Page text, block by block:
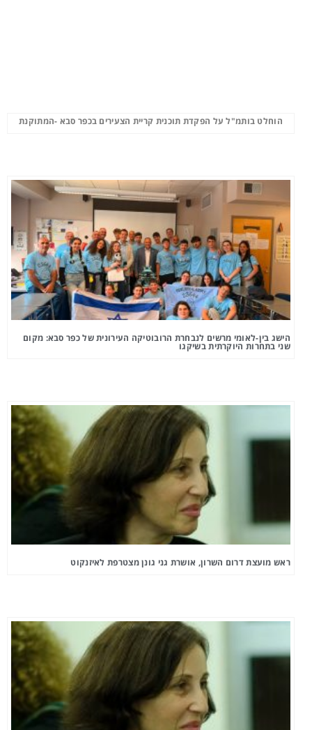
הוחלט בותמ"ל על הפקדת תוכנית קריית הצעירים בכפר סבא -המתוקנת
הישג בין-לאומי מרשים לנבחרת הרובוטיקה העירונית של כפר סבא: מקום
שני בתחרות היוקרתית בשיקגו
ראש מועצת דרום השרון, אושרת גני גונן מצטרפת לאיזנקוט